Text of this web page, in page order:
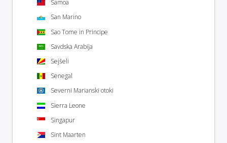
Samoa
San Marino
Sao Tome in Principe
Savdska Arabija
Sejšeli
Senegal
Severni Marianski otoki
Sierra Leone
Singapur
Sint Maarten